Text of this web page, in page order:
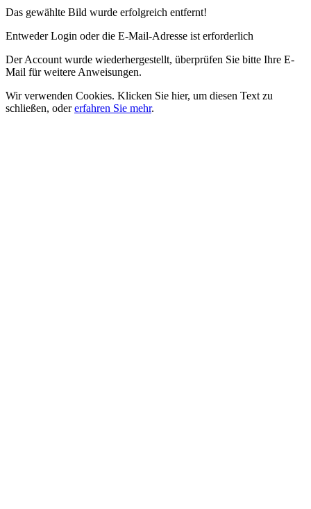
Das gewählte Bild wurde erfolgreich entfernt!
Entweder Login oder die E-Mail-Adresse ist erforderlich
Der Account wurde wiederhergestellt, überprüfen Sie bitte Ihre E-
Mail für weitere Anweisungen.
Wir verwenden Cookies. Klicken Sie hier, um diesen Text zu
schließen, odererfahren Sie mehr.